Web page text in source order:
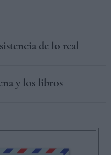
de lo real
y los libros